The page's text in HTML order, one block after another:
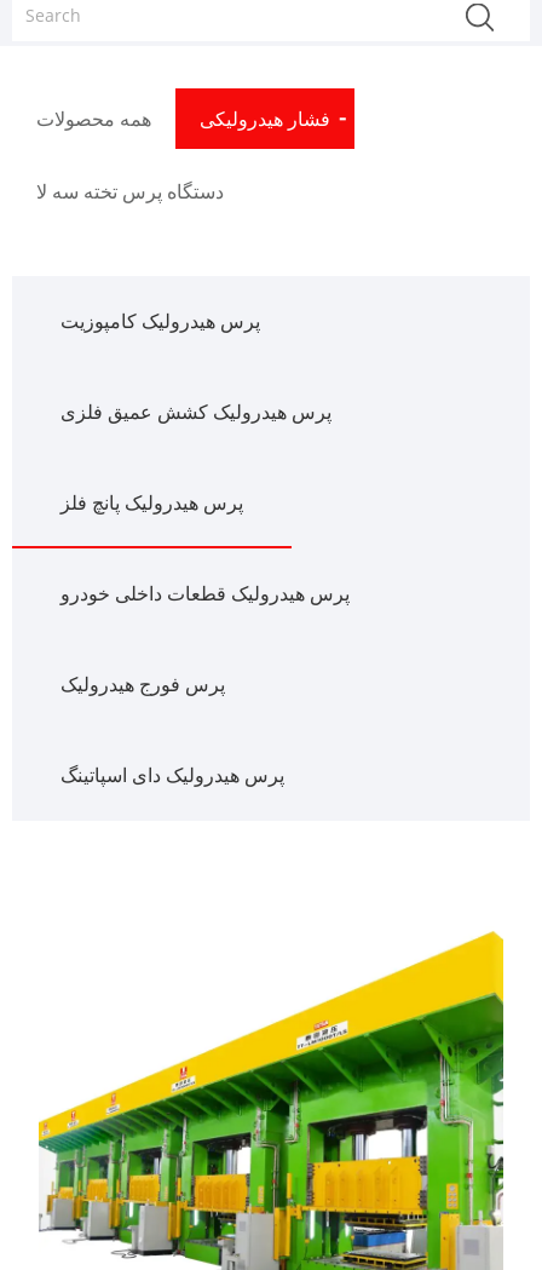
همه محصولات فشار هیدرولیکی
دستگاه پرس تخته سه لا
پرس هیدرولیک کامپوزیت
پرس هیدرولیک کشش عمیق فلزی
پرس هیدرولیک پانچ فلز
پرس هیدرولیک قطعات داخلی خودرو
پرس فورج هیدرولیک
پرس هیدرولیک دای اسپاتینگ